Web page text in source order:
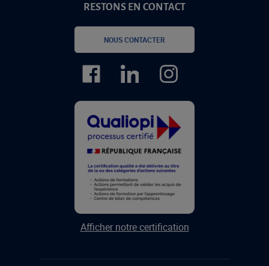
RESTONS EN CONTACT
NOUS CONTACTER
Afficher notre certification